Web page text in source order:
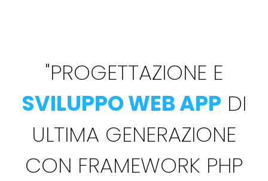
"PROGETTAZIONE E
SVILUPPO WEB APP DI
ULTIMA GENERAZIONE
CON FRAMEWORK PHP